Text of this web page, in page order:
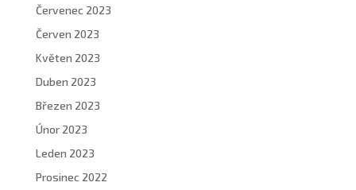
Červenec 2023
Červen 2023
Květen 2023
Duben 2023
Březen 2023
Únor 2023
Leden 2023
Prosinec 2022